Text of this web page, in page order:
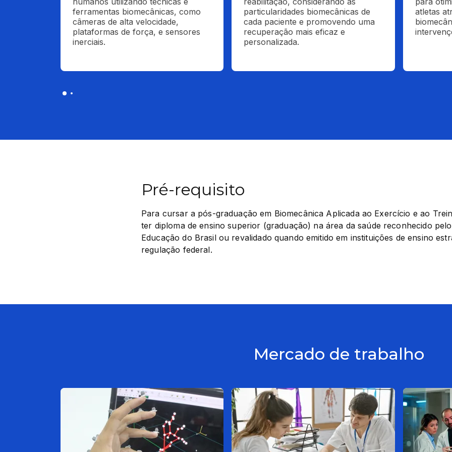
ferramentas biomecânicas, como
câmeras de alta velocidade,
plataformas de força, e sensores
inerciais.
particularidades biomecânicas de
cada paciente e promovendo uma
recuperação mais eficaz e
personalizada.
atletas
Pré-requisito
Para cursar a pós-graduação em Biomecânica Aplicada ao Exercício e ao
ter diploma de ensino superior (graduação) na área da saúde reconhecido
Educação do Brasil ou revalidado quando emitido em instituições de ensino
regulação federal.
Mercado de trabalho